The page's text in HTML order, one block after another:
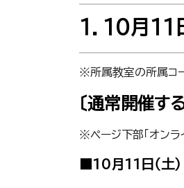
１．10月
※所属教室の所属コ
〔通常開催す
※ページ下部「オン
■10月11日（土）